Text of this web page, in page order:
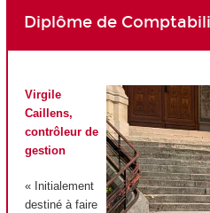
Diplôme de
Virgile
Caillens,
contrôleur de
gestion
« Initialement
destiné à faire